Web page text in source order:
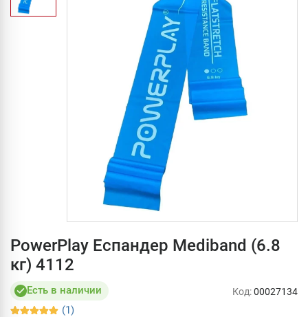
PowerPlay Еспандер Mediband (6.8
кг) 4112
Есть в наличии
(1)
Код:00027134